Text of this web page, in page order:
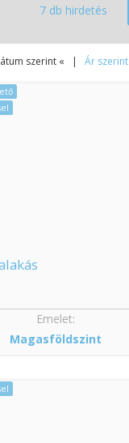
7 db hirdetés
szerint « | Ár szerint
Emelet:
Magasföldszint